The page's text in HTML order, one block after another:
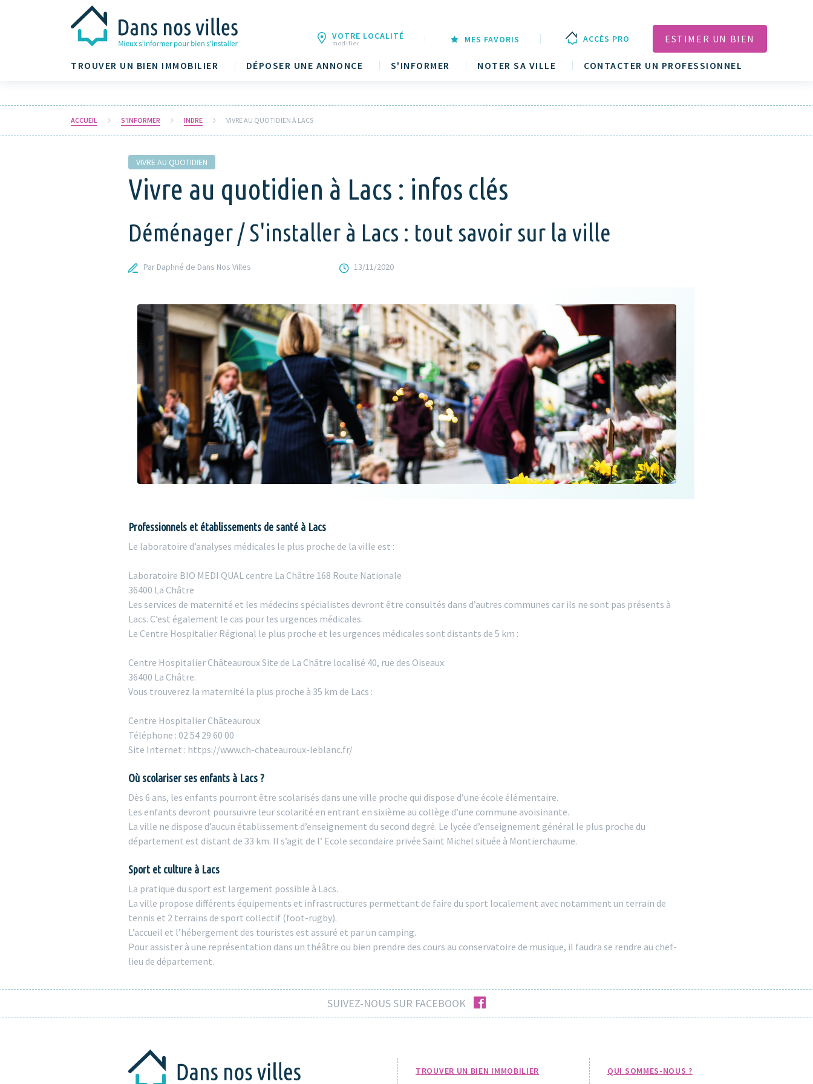
TROUVER UN BIEN IMMOBILIER DÉPOSER UNE ANNONCE S'INFORMER NOTER SA VILLE CONTACTER UN PROFESSIONNEL
VOTRE LOCALITÉ
modifier MES FAVORIS ACCÈS PRO ESTIMER UN BIEN
ACCUEIL S'INFORMER INDRE VIVRE AU QUOTIDIEN À LACS
VIVRE AU QUOTIDIEN
Vivre au quotidien à Lacs : infos clés
Déménager / S'installer à Lacs : tout savoir sur la ville
Par Daphné de Dans Nos Villes 13/11/2020
Professionnels et établissements de santé à Lacs
Le laboratoire d’analyses médicales le plus proche de la ville est :
Laboratoire BIO MEDI QUAL centre La Châtre 168 Route Nationale
36400 La Châtre
Les services de maternité et les médecins spécialistes devront être consultés dans d’autres communes car ils ne sont pas présents à
Lacs. C’est également le cas pour les urgences médicales.
Le Centre Hospitalier Régional le plus proche et les urgences médicales sont distants de 5 km :
Centre Hospitalier Châteauroux Site de La Châtre localisé 40, rue des Oiseaux
36400 La Châtre.
Vous trouverez la maternité la plus proche à 35 km de Lacs :
Centre Hospitalier Châteauroux
Téléphone : 02 54 29 60 00
Site Internet : https://www.ch-chateauroux-leblanc.fr/
Où scolariser ses enfants à Lacs ?
Dès 6 ans, les enfants pourront être scolarisés dans une ville proche qui dispose d’une école élémentaire.
Les enfants devront poursuivre leur scolarité en entrant en sixième au collège d’une commune avoisinante.
La ville ne dispose d’aucun établissement d’enseignement du second degré. Le lycée d’enseignement général le plus proche du
département est distant de 33 km. Il s’agit de l’ Ecole secondaire privée Saint Michel située à Montierchaume.
Sport et culture à Lacs
La pratique du sport est largement possible à Lacs.
La ville propose différents équipements et infrastructures permettant de faire du sport localement avec notamment un terrain de
tennis et 2 terrains de sport collectif (foot-rugby).
L’accueil et l’hébergement des touristes est assuré et par un camping.
Pour assister à une représentation dans un théâtre ou bien prendre des cours au conservatoire de musique, il faudra se rendre au chef-
lieu de département.
SUIVEZ-NOUS SUR FACEBOOK facebook
TROUVER UN BIEN IMMOBILIER QUI SOMMES-NOUS ?